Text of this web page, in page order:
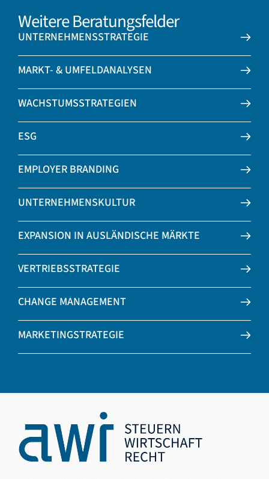
Weitere Beratungsfelder
UNTERNEHMENSSTRATEGIE
MARKT- & UMFELDANALYSEN
WACHSTUMSSTRATEGIEN
ESG
EMPLOYER BRANDING
UNTERNEHMENSKULTUR
EXPANSION IN AUSLÄNDISCHE MÄRKTE
VERTRIEBSSTRATEGIE
CHANGE MANAGEMENT
MARKETINGSTRATEGIE